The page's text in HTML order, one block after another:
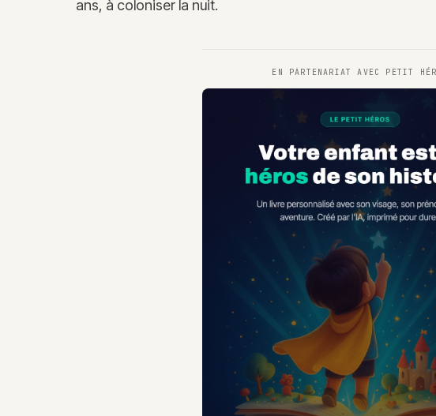
ans, à coloniser la nuit.
EN PARTENARIAT AVEC PETIT